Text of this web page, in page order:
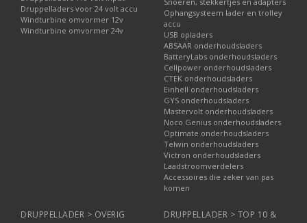
Druppelladers voor 24 volt accu
Windturbine omvormer 12v
Windturbine omvormer 24v
Ophangsysteem lader en trolley
accu
USB opladers
ABSAAR onderhoudsladers
BatteryLabs onderhoudsladers
Cellpower onderhoudsladers
CTEK onderhoudsladers
Einhell onderhoudsladers
GYS onderhoudsladers
Mastervolt onderhoudsladers
Noco Genius onderhoudsladers
Optimate onderhoudsladers
Telwin onderhoudsladers
Victron onderhoudsladers
Laadstroomverdelers
Accessoires die zeker van pas
komen
DRUPPELLADER > OVERIG
DRUPPELLADER > TOP 10 &